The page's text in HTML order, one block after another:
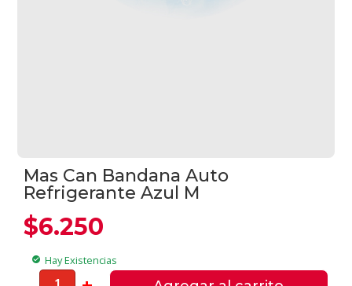
Mas Can Bandana Auto
Refrigerante Azul M
$6.250
check_circle Hay Existencias
Mas